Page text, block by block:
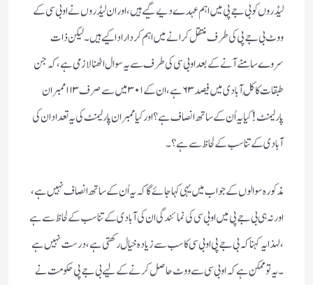
لیڈروں کو بی جے پی میں اہم عہدے دیے گیے ہیں ، اور ان لیڈروں نے او بی سی کے
ووٹ بی جے پی کی طرف منتقل کرانے میں اہم کردار ادا کیے ہیں ۔ لیکن ذات
سروے سامنے آنے کے بعد او بی سی کی طرف سے یہ سوال اٹھنا لازمی ہے ، کہ جن
طبقات کا کُل آبادی میں فیصد ۶۳ ہے ، ان کے ۳۰۱ میں سے صرف ۱۱۳ ممبران
پارلیمنٹ ! کیا یہ اُن کے ساتھ انصاف ہے ؟ اور کیا ممبران پارلیمنٹ کی یہ تعداد ان کی
آبادی کے تناسب کے لحاظ سے ہے ؟ ۔
مذکورہ سوالوں کے جواب میں یہی کہا جائے گا کہ یہ اُن کے ساتھ انصاف نہیں ہے ،
اور نہ ہی بی جے پی میں او بی سی کی نمائندگی ان کی آبادی کے تناسب کے لحاظ سے ہے
، لہذا یہ کہنا کہ بی جے پی او بی سی کا سب سے زیادہ خیال رکھتی ہے ، درست نہیں ہے
۔ یہ تو ممکن ہے کہ او بی سی سے ووٹ حاصل کرنے کے لیے بی جے پی حکومت نے